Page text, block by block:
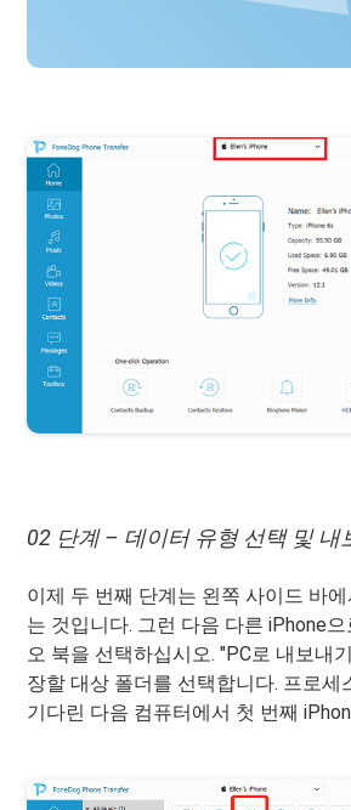
02 단계 – 데이터 유형 선택 및 내
이제 두 번째 단계는 왼쪽 사이드 바
는 것입니다. 그런 다음 다른 iPhone
오 북을 선택하십시오. "PC로 내보내
장할 대상 폴더를 선택합니다. 프로세
기다린 다음 컴퓨터에서 첫 번째